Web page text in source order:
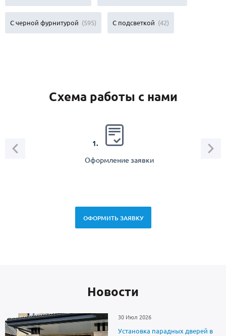
С черной фурнитурой (595) С подсветкой (42)
Схема работы с нами
1.
Оформление заявки
ОФОРМИТЬ ЗАЯВКУ
Новоcти
30 Июл 2026
Установка парадных дверей в